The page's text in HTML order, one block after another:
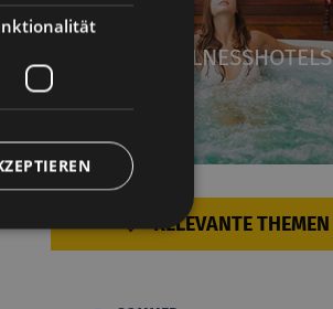
WELLNESSHOTELS
RELEVANTE THEMEN